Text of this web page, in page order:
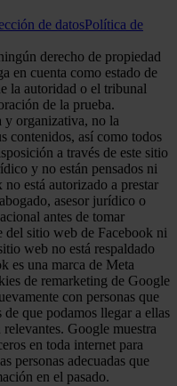
de datosPolítica de
derecho de propiedad
en cuenta como estado de
la autoridad o el tribunal
de la prueba.
y organizativa, no la
contenidos, así como todos
a través de este sitio
y no están pensados ni
está autorizado a prestar
asesor jurídico o
antes de tomar
del sitio web de Facebook ni
web no está respaldado
es una marca de Meta
de remarketing de Google
con personas que
que podamos llegar a ellas
Google muestra
en toda internet para
personas adecuadas que
en el pasado.